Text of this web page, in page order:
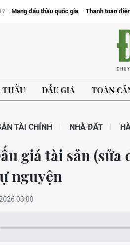
Mạng đấu thầu quốc gia Thanh toán
THẦU ĐẤU GIÁ TOÀN
TÀI CHÍNH NHÀ ĐẤT
giá tài sản (sửa
nguyện
03:00